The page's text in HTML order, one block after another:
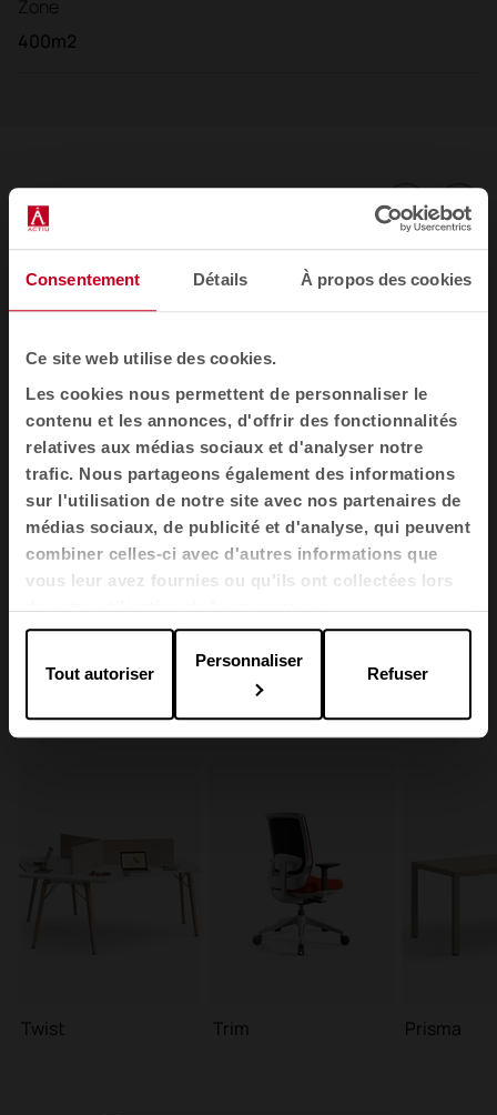
Consentement Détails À propos des cookies
Ce site web utilise des cookies.
Les cookies nous permettent de personnaliser le
contenu et les annonces, d'offrir des fonctionnalités
relatives aux médias sociaux et d'analyser notre
trafic. Nous partageons également des informations
sur l'utilisation de notre site avec nos partenaires de
médias sociaux, de publicité et d'analyse, qui peuvent
combiner celles-ci avec d'autres informations que
vous leur avez fournies ou qu'ils ont collectées lors
de votre utilisation de leurs services.
Tout autoriser
Personnaliser
Refuser
Zone
400m2
Galerie
Twist Trim Prisma